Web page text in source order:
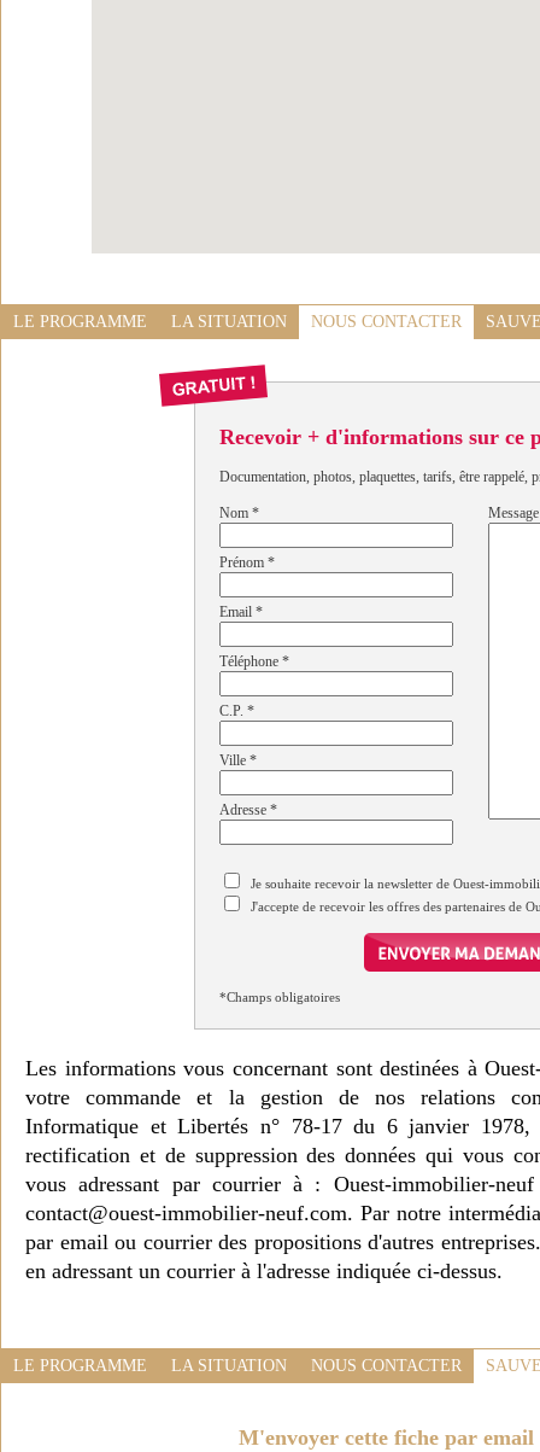
LE PROGRAMME LA SITUATION NOUS CONTACTER
Recevoir + d'informations sur ce
Documentation, photos, plaquettes, tarifs, être rappelé,
Nom *
Prénom *
Email *
Téléphone *
C.P. *
Ville *
Adresse *
Message
Je souhaite recevoir la newsletter de Ouest-
J'accepte de recevoir les offres des partenaires de
*Champs obligatoires
Les informations vous concernant sont destinées à
votre commande et la gestion de nos relations
Informatique et Libertés n° 78-17 du 6 janvier 1978,
rectification et de suppression des données qui vous
vous adressant par courrier à : Ouest-immobilier-
contact@ouest-immobilier-neuf.com. Par notre
par email ou courrier des propositions d'autres
en adressant un courrier à l'adresse indiquée ci-dessus.
LE PROGRAMME LA SITUATION NOUS CONTACTER
M'envoyer cette fiche par email